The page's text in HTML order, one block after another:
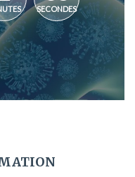
SECONDES